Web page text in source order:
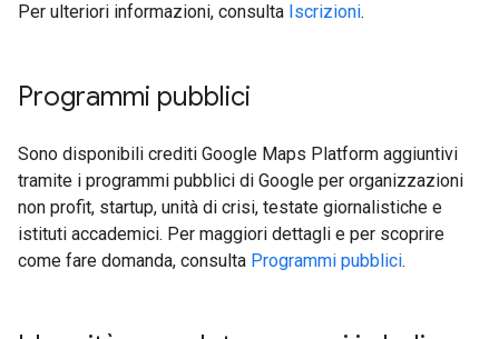
Per ulteriori informazioni, consulta Iscrizioni.
Programmi pubblici
Sono disponibili crediti Google Maps Platform aggiuntivi
tramite i programmi pubblici di Google per organizzazioni
non profit, startup, unità di crisi, testate giornalistiche e
istituti accademici. Per maggiori dettagli e per scoprire
come fare domanda, consulta Programmi pubblici.